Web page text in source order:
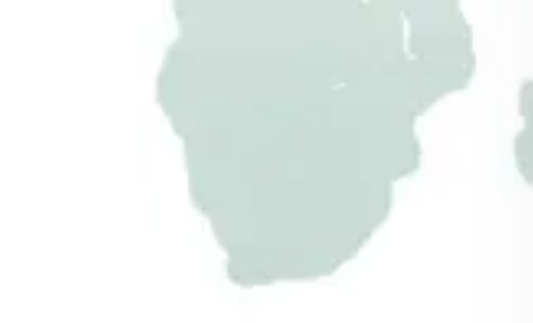
Terrasse & Gärten
Mülltonnenboxen
als Box & abschließbar
Metallgarage
mobiler Hühnerstall isoliert &